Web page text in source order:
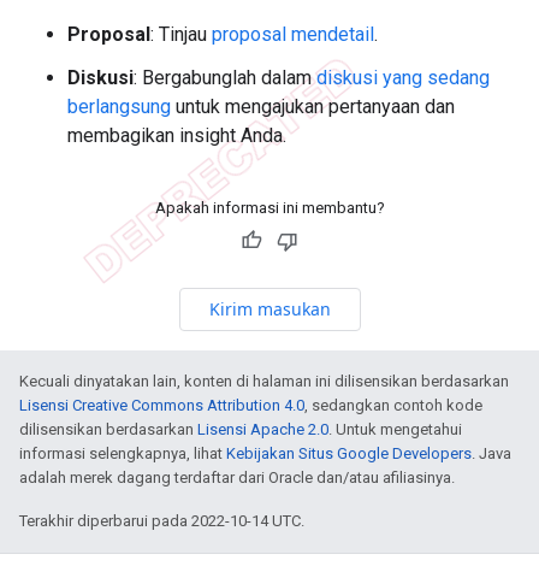
Proposal: Tinjau proposal mendetail.
Diskusi: Bergabunglah dalamdiskusi yang sedang
berlangsung untuk mengajukan pertanyaan dan
membagikan insight Anda.
Apakah informasi ini membantu?
Kirim masukan
Kecuali dinyatakan lain, konten di halaman ini dilisensikan berdasarkan
Lisensi Creative Commons Attribution 4.0 , sedangkan contoh kode
dilisensikan berdasarkan Lisensi Apache 2.0 . Untuk mengetahui
informasi selengkapnya, lihat Kebijakan Situs Google Developers . Java
adalah merek dagang terdaftar dari Oracle dan/atau afiliasinya.
Terakhir diperbarui pada 2022-10-14 UTC.